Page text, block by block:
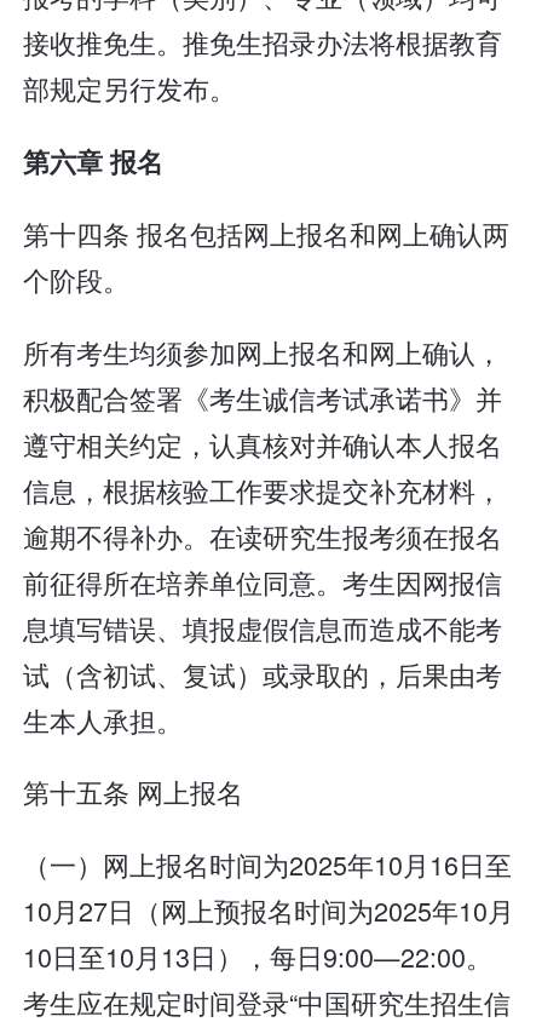
接收推免生。推免生招录办法将根据教育
部规定另行发布。
第六章 报名
第十四条 报名包括网上报名和网上确认两
个阶段。
所有考生均须参加网上报名和网上确认，
积极配合签署《考生诚信考试承诺书》并
遵守相关约定，认真核对并确认本人报名
信息，根据核验工作要求提交补充材料，
逾期不得补办。在读研究生报考须在报名
前征得所在培养单位同意。考生因网报信
息填写错误、填报虚假信息而造成不能考
试（含初试、复试）或录取的，后果由考
生本人承担。
第十五条 网上报名
（一）网上报名时间为2025年10月16日至
10月27日（网上预报名时间为2025年10月
10日至10月13日），每日9:00—22:00。
考生应在规定时间登录“中国研究生招生信